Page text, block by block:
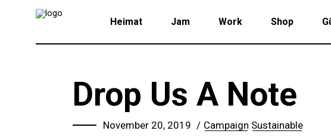
Heimat Jam Work Shop
Drop Us A Note
November 20, 2019 Campaign Sustainable